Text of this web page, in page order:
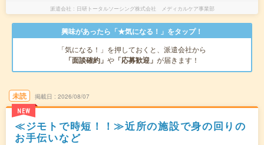
派遣会社 日研トータルソーシング株式会社 メディカルケア事業部
興味があったら「★気になる！」をタップ！
「気になる！」を押しておくと、派遣会社から
「面談確約」 や 「応募歓迎」 が届きます！
未読
NEW
掲載日 2026/08/07
≪ジモトで時短！！≫近所の施設で身の回りの
お手伝いなど